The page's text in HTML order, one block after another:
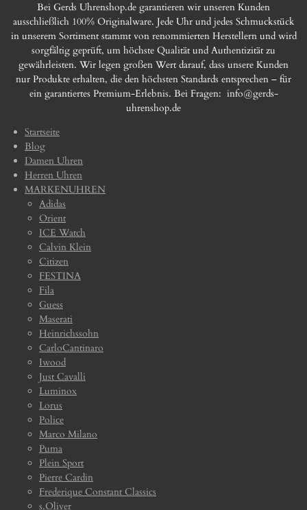
Bei Gerds Uhrenshop.de garantieren wir unseren Kunden
ausschließlich 100% Originalware. Jede Uhr und jedes Schmuckstück
in unserem Sortiment stammt von renommierten Herstellern und wird
sorgfältig geprüft, um höchste Qualität und Authentizität zu
gewährleisten. Wir legen großen Wert darauf, dass unsere Kunden
nur Produkte erhalten, die den höchsten Standards entsprechen – für
ein garantiertes Premium-Erlebnis. Bei Fragen: info@gerds-
uhrenshop.de
Startseite
Blog
Damen Uhren
Herren Uhren
MARKENUHREN
Adidas
Orient
ICE Watch
Calvin Klein
Citizen
FESTINA
Fila
Guess
Maserati
Heinrichssohn
CarloCantinaro
Iwood
Just Cavalli
Luminox
Lorus
Police
Marco Milano
Puma
Plein Sport
Pierre Cardin
Frederique Constant Classics
s.Oliver